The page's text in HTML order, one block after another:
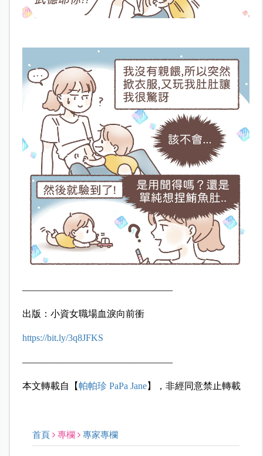
————————————————
出版：小資女職場血淚向前衝
https://bit.ly/3q8JFKS
————————————————
本文轉載自【帕帕珍 PaPa Jane】，非經同意禁止轉載
首頁 專欄 專家專欄